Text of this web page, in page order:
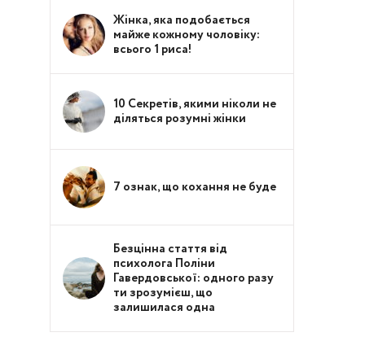
Жінка, яка подобається
майже кожному чоловіку:
всього 1 риса!
10 Секретів, якими ніколи не
діляться розумні жінки
7 ознак, що кохання не буде
Безцінна стаття від
психолога Поліни
Гавердовської: одного разу
ти зрозумієш, що
залишилася одна